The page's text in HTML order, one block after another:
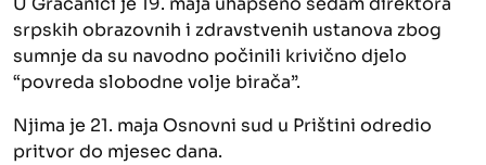
srpskih obrazovnih i zdravstvenih ustanova zbog
sumnje da su navodno počinili krivično djelo
“povreda slobodne volje birača”.
Njima je 21. maja Osnovni sud u Prištini odredio
pritvor do mjesec dana.